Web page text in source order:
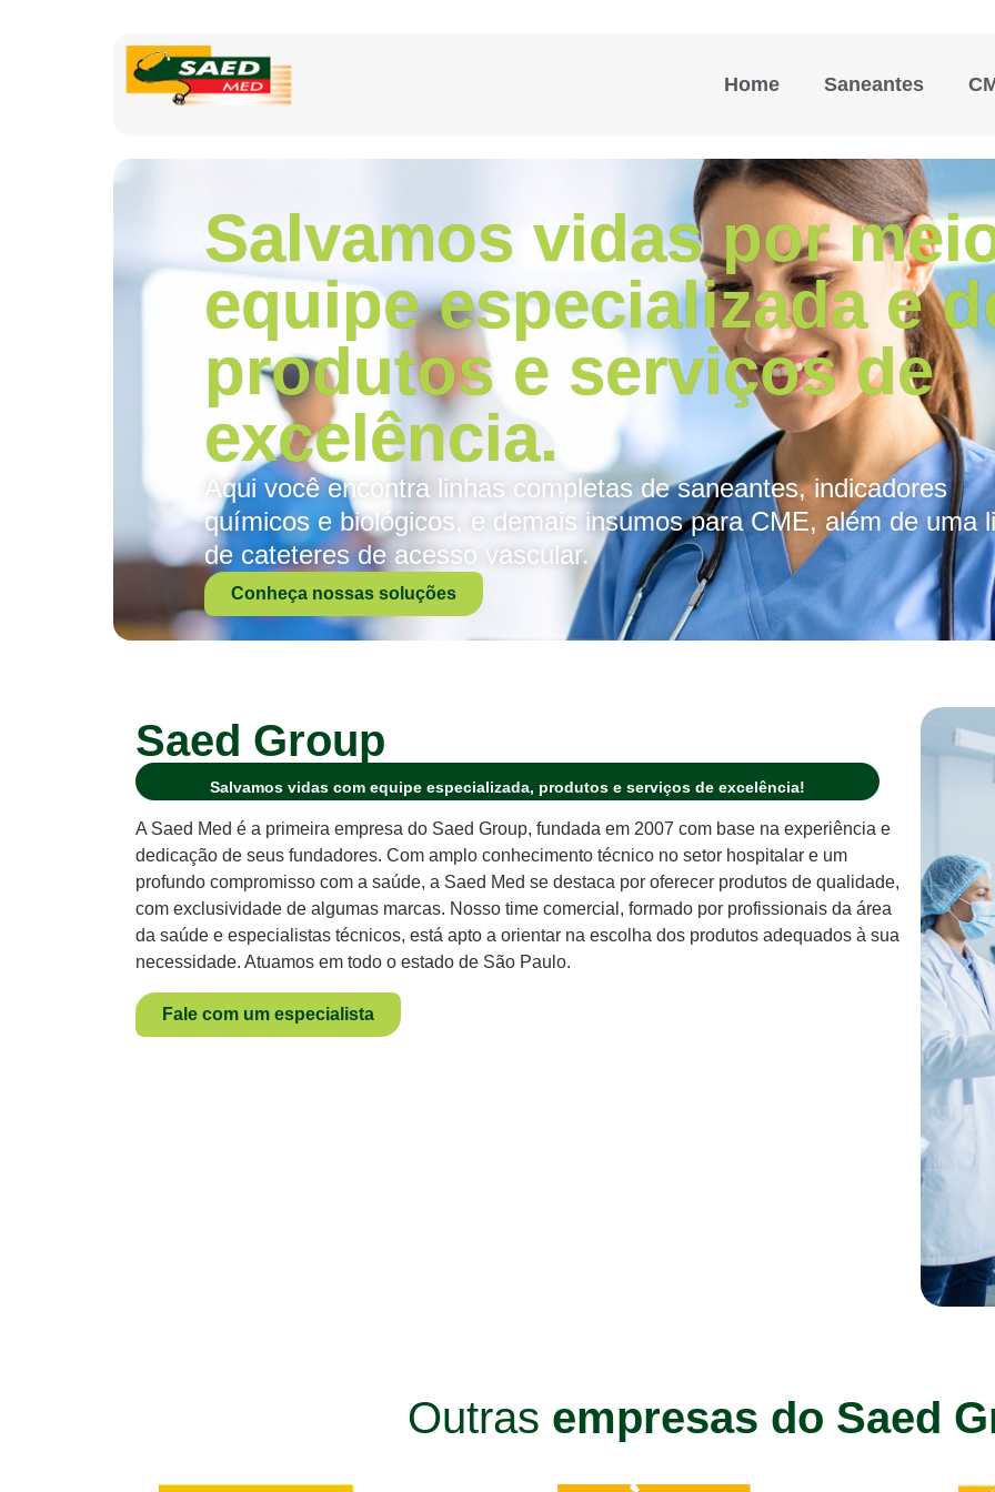
Home Saneantes
Salvamos vidas por
equipe especializada e
produtos e serviços de
excelência.
Aqui você encontra linhas completas de saneantes, indicadores
químicos e biológicos, e demais insumos para CME, além de uma
de cateteres de acesso vascular.
Conheça nossas soluções
Saed Group
Salvamos vidas com equipe especializada, produtos e serviços de excelência!
A Saed Med é a primeira empresa do Saed Group, fundada em 2007 com base na experiência e
dedicação de seus fundadores. Com amplo conhecimento técnico no setor hospitalar e um
profundo compromisso com a saúde, a Saed Med se destaca por oferecer produtos de qualidade,
com exclusividade de algumas marcas. Nosso time comercial, formado por profissionais da área
da saúde e especialistas técnicos, está apto a orientar na escolha dos produtos adequados à sua
necessidade. Atuamos em todo o estado de São Paulo.
Fale com um especialista
Outras empresas do Saed